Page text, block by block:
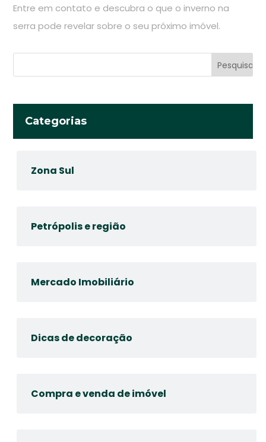
Entre em contato e descubra o que o inverno na
serra pode revelar sobre o seu próximo imóvel.
Categorias
Zona Sul
Petrópolis e região
Mercado Imobiliário
Dicas de decoração
Compra e venda de imóvel